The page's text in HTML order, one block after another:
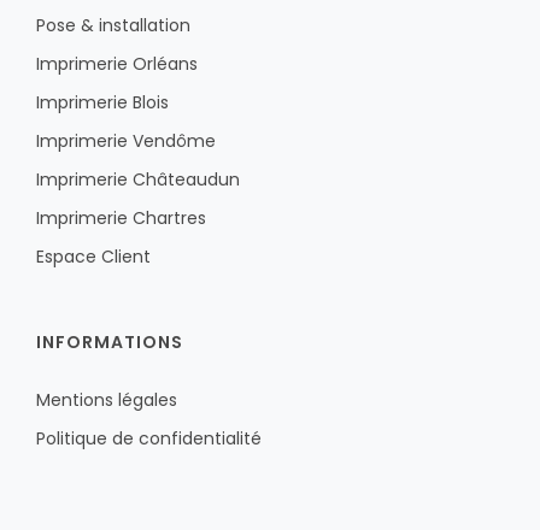
Pose & installation
Imprimerie Orléans
Imprimerie Blois
Imprimerie Vendôme
Imprimerie Châteaudun
Imprimerie Chartres
Espace Client
INFORMATIONS
Mentions légales
Politique de confidentialité